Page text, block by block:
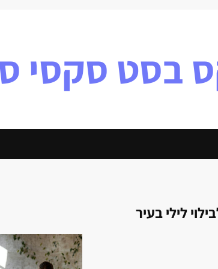
בסט סקסי
לילי בעיר